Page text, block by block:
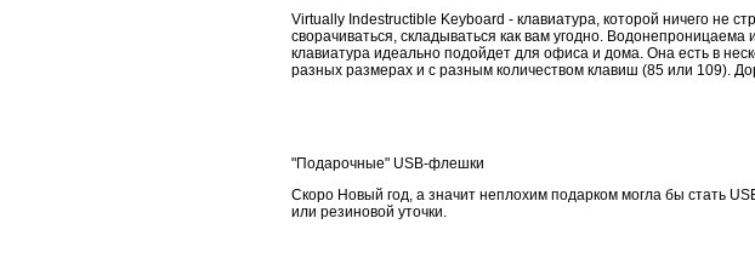
Virtually Indestructible Keyboard - клавиатура, которой ничего не
сворачиваться, складываться как вам угодно. Водонепроницаема
клавиатура идеально подойдет для офиса и дома. Она есть в
разных размерах и с разным количеством клавиш (85 или 109).
"Подарочные" USB-флешки
Cкоро Новый год, а значит неплохим подарком могла бы стать
или резиновой уточки.